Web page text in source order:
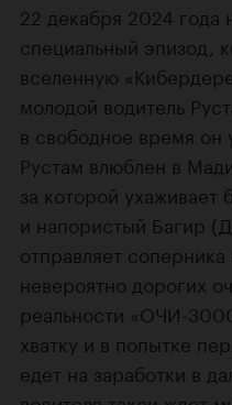
22 декабря 2024 года
специальный эпизод,
вселенную
молодой водитель
в свободное время он
Рустам влюблен в
за которой
и напористый Багир (
отправляет
невероятно дорогих
реальности «ОЧИ-
хватку и в попытке
едет на заработки в